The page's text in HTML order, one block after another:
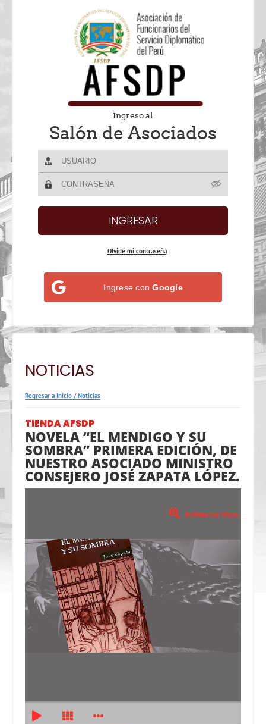
Ingreso al
Salón de Asociados
Olvidé mi contraseña
Ingrese conGoogle
NOTICIAS
Regresar a Inicio /Noticias
TIENDA AFSDP
NOVELA “EL MENDIGO Y SU
SOMBRA” PRIMERA EDICIÓN, DE
NUESTRO ASOCIADO MINISTRO
CONSEJERO JOSÉ ZAPATA LÓPEZ.